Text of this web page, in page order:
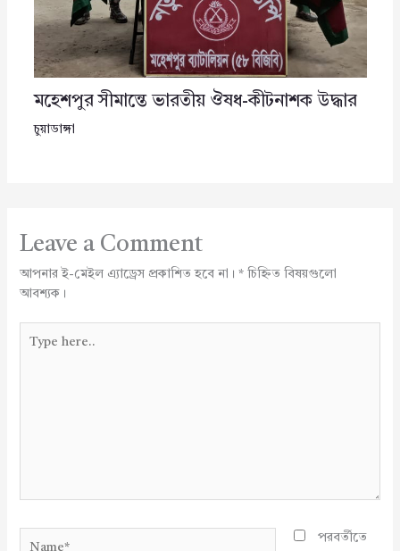
মহেশপুর সীমান্তে ভারতীয় ঔষধ-কীটনাশক উদ্ধার
চুয়াডাঙ্গা
Leave a Comment
আপনার ই-মেইল এ্যাড্রেস প্রকাশিত হবে না। *চিহ্নিত বিষয়গুলো
আবশ্যক।
here..
পরবর্তীতে